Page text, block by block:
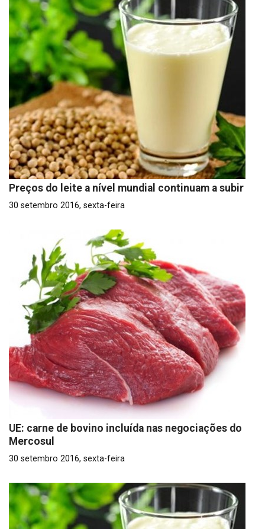
Preços do leite a nível mundial continuam a subir
30 setembro 2016, sexta-feira
UE: carne de bovino incluída nas negociações do
Mercosul
30 setembro 2016, sexta-feira